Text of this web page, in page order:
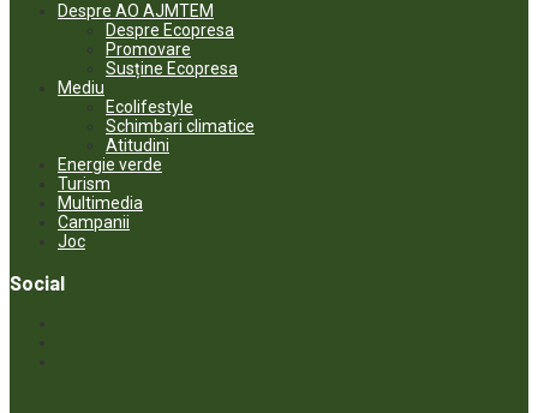
Despre AO AJMTEM
Despre Ecopresa
Promovare
Susține Ecopresa
Mediu
Ecolifestyle
Schimbari climatice
Atitudini
Energie verde
Turism
Multimedia
Campanii
Joc
Social